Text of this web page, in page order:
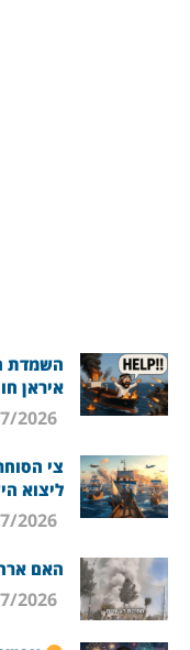
השמדת
איראן
צי
ליצוא
האם